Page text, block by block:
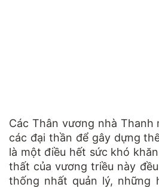
Các Thân vương nhà Thanh
các đại thần để gây dựng
là một điều hết sức khó
thất của vương triều này
thống nhất quản lý, những